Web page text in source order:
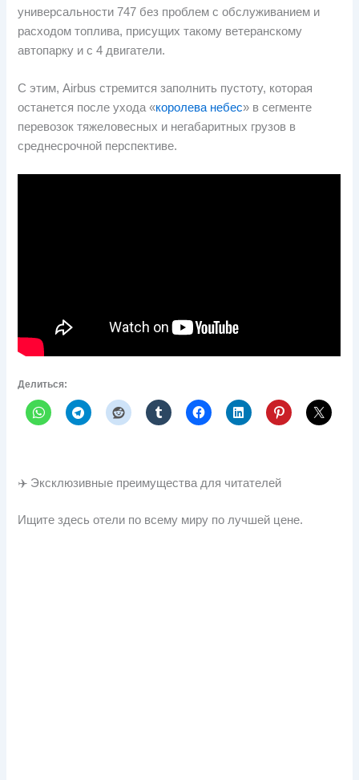
универсальности 747 без проблем с обслуживанием и
расходом топлива, присущих такому ветеранскому
автопарку и с 4 двигатели.
С этим, Airbus стремится заполнить пустоту, которая
останется после ухода «королева небес» в сегменте
перевозок тяжеловесных и негабаритных грузов в
среднесрочной перспективе.
Делиться:
✈️ Эксклюзивные преимущества для читателей
Ищите здесь отели по всему миру по лучшей цене.